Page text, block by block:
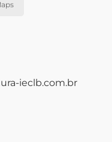
ieclb.com.br